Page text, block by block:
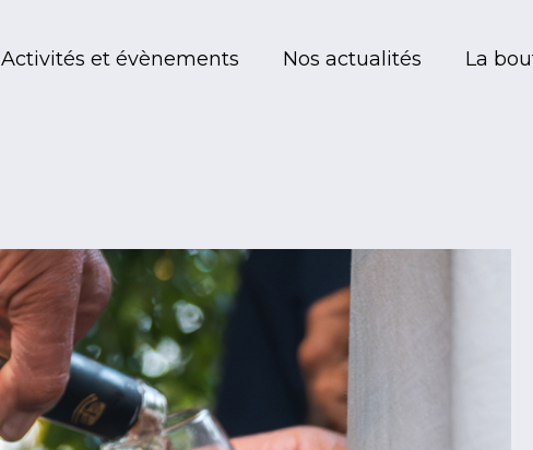
Activités et évènements Nos actualités La